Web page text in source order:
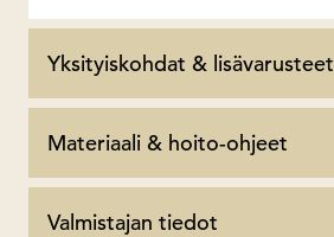
Yksityiskohdat & lisävarusteet
Materiaali & hoito-ohjeet
Valmistajan tiedot